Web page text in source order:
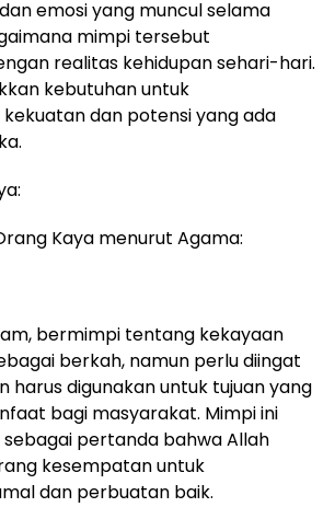
emosi yang muncul selama
mimpi tersebut
realitas kehidupan sehari-hari.
kebutuhan untuk
dan potensi yang ada
Kaya menurut Agama:
bermimpi tentang kekayaan
berkah, namun perlu diingat
harus digunakan untuk tujuan yang
bagi masyarakat. Mimpi ini
pertanda bahwa Allah
kesempatan untuk
dan perbuatan baik.